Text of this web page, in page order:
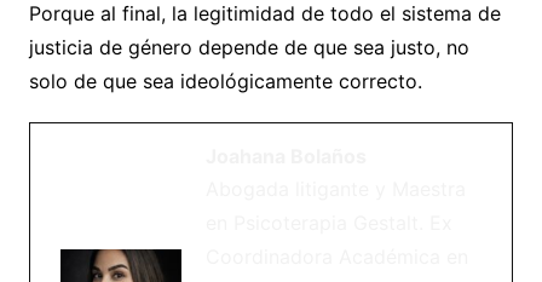
Porque al final, la legitimidad de todo el sistema de
justicia de género depende de que sea justo, no
solo de que sea ideológicamente correcto.​​​​​​​​​​​​​​​​